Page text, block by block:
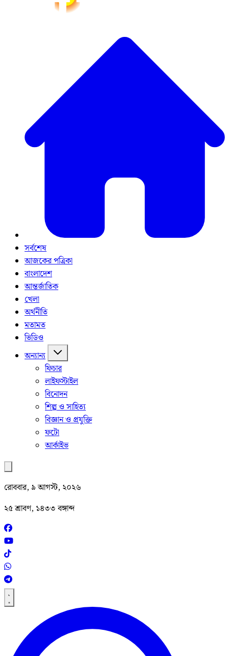
সর্বশেষ
আজকের পত্রিকা
বাংলাদেশ
আন্তর্জাতিক
খেলা
অর্থনীতি
মতামত
ভিডিও
অন্যান্য
ফিচার
লাইফস্টাইল
বিনোদন
শিল্প ও সাহিত্য
বিজ্ঞান ও প্রযুক্তি
ফটো
আর্কাইভ
রোববার, ৯ আগস্ট, ২০২৬
২৫ শ্রাবণ, ১৪৩৩ বঙ্গাব্দ